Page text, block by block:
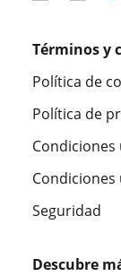
Términos y
Política de
Política de
Seguridad
Descubre